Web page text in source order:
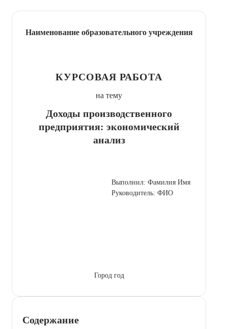
Наименование образовательного учреждения
КУРСОВАЯ РАБОТА
на тему
Доходы производственного
предприятия: экономический
анализ
Выполнил: Фамилия Имя
Руководитель: ФИО
Город год
Содержание